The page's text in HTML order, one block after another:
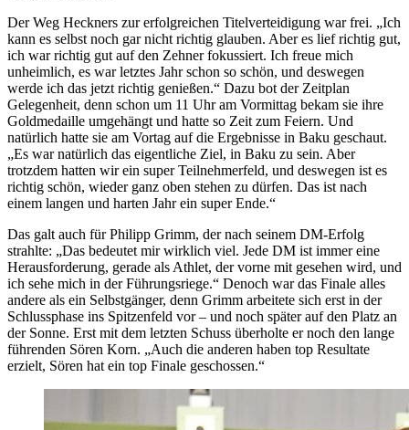
Der Weg Heckners zur erfolgreichen Titelverteidigung war frei. „Ich
kann es selbst noch gar nicht richtig glauben. Aber es lief richtig gut,
ich war richtig gut auf den Zehner fokussiert. Ich freue mich
unheimlich, es war letztes Jahr schon so schön, und deswegen
werde ich das jetzt richtig genießen.“ Dazu bot der Zeitplan
Gelegenheit, denn schon um 11 Uhr am Vormittag bekam sie ihre
Goldmedaille umgehängt und hatte so Zeit zum Feiern. Und
natürlich hatte sie am Vortag auf die Ergebnisse in Baku geschaut.
„Es war natürlich das eigentliche Ziel, in Baku zu sein. Aber
trotzdem hatten wir ein super Teilnehmerfeld, und deswegen ist es
richtig schön, wieder ganz oben stehen zu dürfen. Das ist nach
einem langen und harten Jahr ein super Ende.“
Das galt auch für Philipp Grimm, der nach seinem DM-Erfolg
strahlte: „Das bedeutet mir wirklich viel. Jede DM ist immer eine
Herausforderung, gerade als Athlet, der vorne mit gesehen wird, und
ich sehe mich in der Führungsriege.“ Denoch war das Finale alles
andere als ein Selbstgänger, denn Grimm arbeitete sich erst in der
Schlussphase ins Spitzenfeld vor – und noch später auf den Platz an
der Sonne. Erst mit dem letzten Schuss überholte er noch den lange
führenden Sören Korn. „Auch die anderen haben top Resultate
erzielt, Sören hat ein top Finale geschossen.“